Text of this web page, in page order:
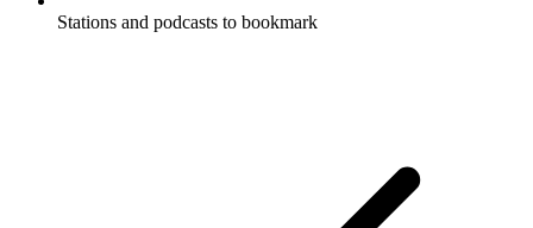
Stations and podcasts to bookmark